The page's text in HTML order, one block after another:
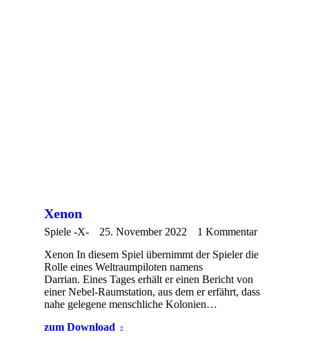
Xenon
Spiele -X- 25. November 2022
1 Kommentar
Xenon In diesem Spiel übernimmt der Spieler die
Rolle eines Weltraumpiloten namens
Darrian. Eines Tages erhält er einen Bericht von
einer Nebel-Raumstation, aus dem er erfährt, dass
nahe gelegene menschliche Kolonien…
zum Download